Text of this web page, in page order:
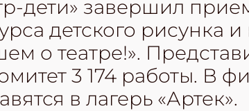
дети» завершил
детского рисунка
о театре!».
3 174 работы. В
в лагерь «Артек».